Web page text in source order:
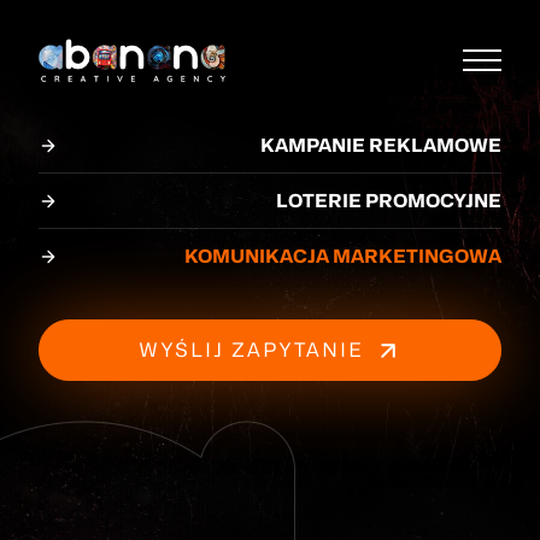
KAMPANIE REKLAMOWE
LOTERIE PROMOCYJNE
KOMUNIKACJA MARKETINGOWA
WYŚLIJ ZAPYTANIE
GDY WIDZISZ POTRZEBĘ ZBUDOWANIA
SPOŁECZNOŚCI WOKÓŁ MARKI
JEŚLI